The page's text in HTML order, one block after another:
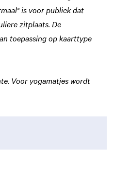
is voor publiek dat
zitplaats. De
toepassing op kaarttype
Voor yogamatjes wordt